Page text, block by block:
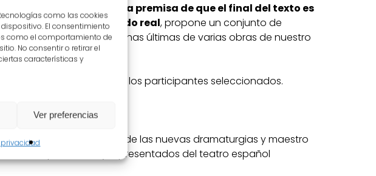
como las cookies
El consentimiento
como el comportamiento de
No consentir o retirar el
características y
Ver preferencias
Actoral,
partiendo de la premisa de que el final del texto es
del público al mundo real, propone un conjunto de
sobre las escenas últimas de varias obras de nuestro
previamente a los participantes seleccionados.
insaciable, impulsor de las nuevas dramaturgias y maestro
más premiados y representados del teatro español